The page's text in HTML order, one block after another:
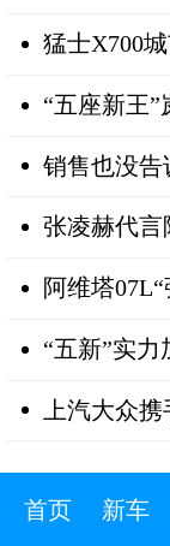
猛士X700
“五座新王”
销售也没告
张凌赫代言
阿维塔
“五新”实力
上汽大众
首页 新车